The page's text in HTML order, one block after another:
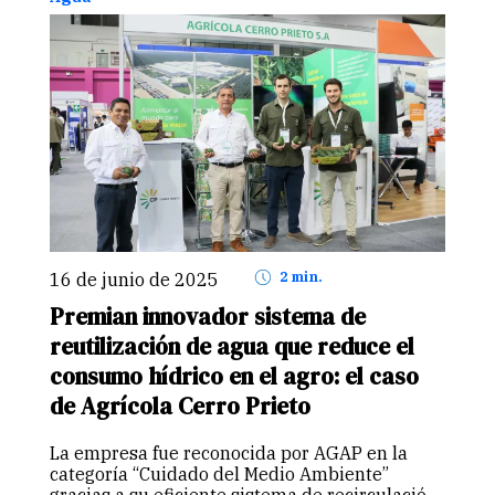
16 de junio de 2025 2 min.
Premian innovador sistema de
reutilización de agua que reduce el
consumo hídrico en el agro: el caso
de Agrícola Cerro Prieto
La empresa fue reconocida por AGAP en la
categoría “Cuidado del Medio Ambiente”